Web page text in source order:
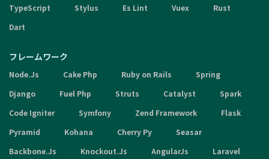
TypeScript
Stylus Es Lint Vuex
Rust
Dart
フレームワーク
Node.Js Cake Php Ruby on Rails
Spring
Django
Fuel Php Struts Catalyst
Spark
Code Igniter
Symfony Zend Framework
Flask
Pyramid
Kohana Cherry Py
Seasar
Backbone.Js
Knockout.Js AngularJs
Laravel